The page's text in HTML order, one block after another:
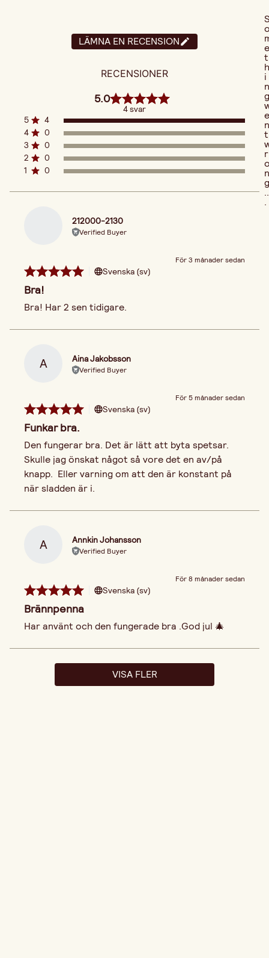
LÄMNA EN RECENSION
RECENSIONER
5.0
4 svar
5
4
4
0
3
0
2
0
1
0
212000-2130
Verified Buyer
För 3 månader sedan
Svenska (sv)
Bra!
Bra! Har 2 sen tidigare.
A Aina Jakobsson
Verified Buyer
För 5 månader sedan
Svenska (sv)
Funkar bra.
Den fungerar bra. Det är lätt att byta spetsar.
Skulle jag önskat något så vore det en av/på
knapp.  Eller varning om att den är konstant på
när sladden är i.
A Annkin Johansson
Verified Buyer
För 8 månader sedan
Svenska (sv)
Brännpenna
Har använt och den fungerade bra .God jul 🎄
VISA FLER
e
t
h
i
n
g
e
n
t
r
n
g
..
.